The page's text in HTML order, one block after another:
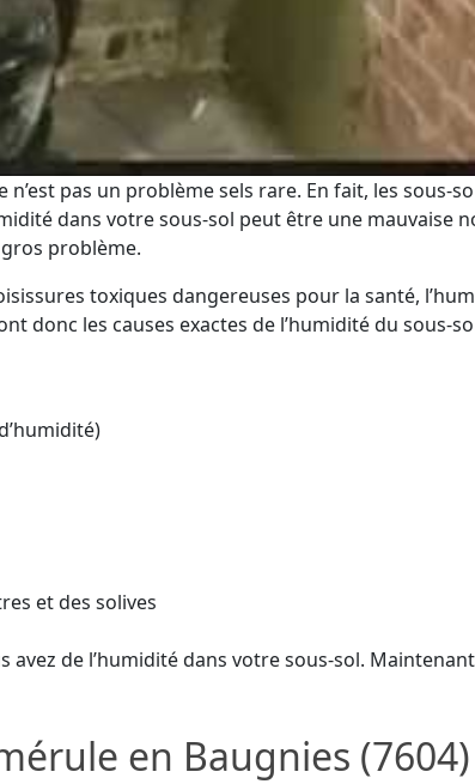
n’est pas un problème sels rare. En fait, les
dans votre sous-sol peut être une mauvaise
problème.
toxiques dangereuses pour la santé,
donc les causes exactes de l’humidité du sous-
et des solives
avez de l’humidité dans votre sous-sol.
en Baugnies (7604)